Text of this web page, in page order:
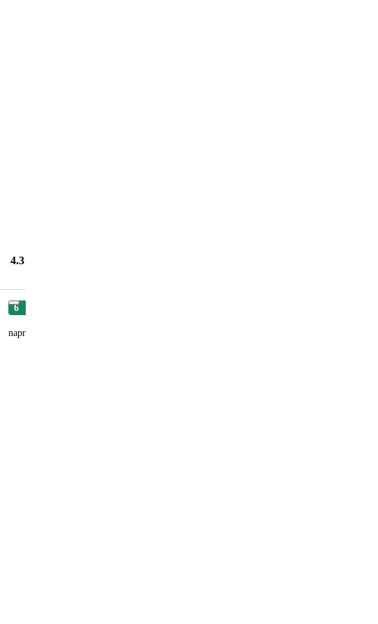
4.3
6
naprosto geniální! Pan delegát, byl skvelej! Vsem to doporučuji😊